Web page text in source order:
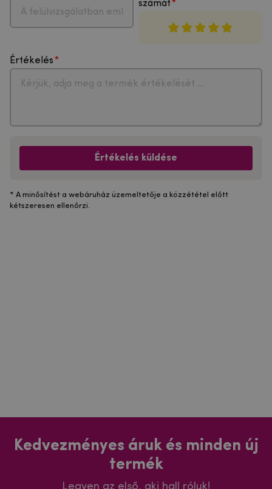
számát
Értékelés
Értékelés küldése
* A minősítést a webáruház üzemeltetője a közzététel előtt
kétszeresen ellenőrzi.
Kedvezményes áruk és minden új
termék